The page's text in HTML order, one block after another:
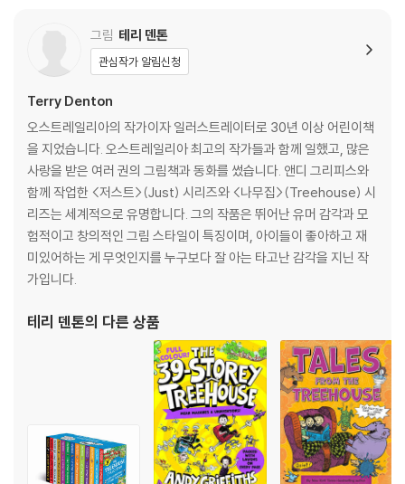
그림 테리 덴톤
관심작가 알림신청
Terry Denton
오스트레일리아의 작가이자 일러스트레이터로 30년 이상 어린이책
을 지었습니다. 오스트레일리아 최고의 작가들과 함께 일했고, 많은
사랑을 받은 여러 권의 그림책과 동화를 썼습니다. 앤디 그리피스와
함께 작업한 <저스트>(Just) 시리즈와 <나무집>(Treehouse) 시
리즈는 세계적으로 유명합니다. 그의 작품은 뛰어난 유머 감각과 모
험적이고 창의적인 그림 스타일이 특징이며, 아이들이 좋아하고 재
미있어하는 게 무엇인지를 누구보다 잘 아는 타고난 감각을 지닌 작
가입니다.
테리 덴톤의 다른 상품